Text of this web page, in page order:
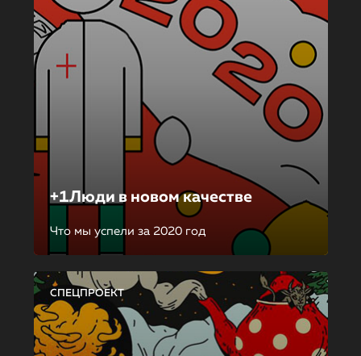
+1Люди в новом качестве
Что мы успели за 2020 год
СПЕЦПРОЕКТ